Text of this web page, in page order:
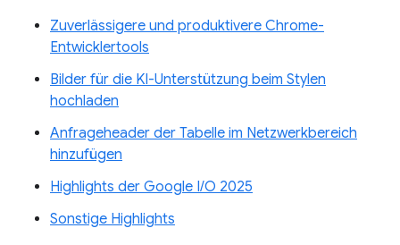
Zuverlässigere und produktivere Chrome-
Entwicklertools
Bilder für die KI-Unterstützung beim Stylen
hochladen
Anfrageheader der Tabelle im Netzwerkbereich
hinzufügen
Highlights der Google I/O 2025
Sonstige Highlights